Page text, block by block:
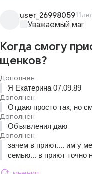
user_2699805911лет
Уважаемый маг
Когда смогу
щенков?
Дополнен
Я Екатерина 07.09.89
Дополнен
Отдаю просто так, но
Дополнен
Объявления даю
Дополнен
зачем в приют.... им у
семью... в приют точно